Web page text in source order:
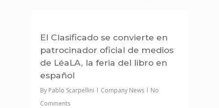
El Clasificado se convierte en
patrocinador oficial de medios
de LéaLA, la feria del libro en
español
By Pablo Scarpellini Company News
No
Comments